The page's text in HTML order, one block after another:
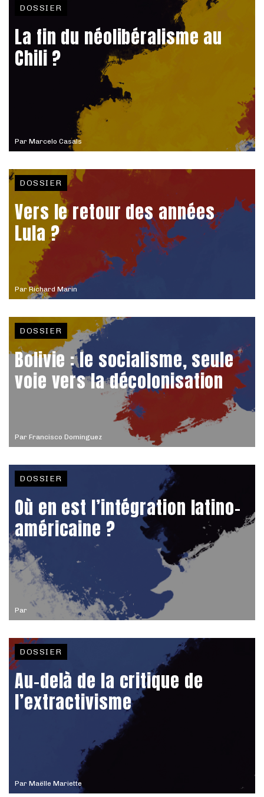
Par Marcelo Casals
DOSSIER
La fin du néolibéralisme au
Chili ?
Par Richard Marin
DOSSIER
Vers le retour des années
Lula ?
Par Francisco Dominguez
DOSSIER
Bolivie : le socialisme, seule
voie vers la décolonisation
Par
DOSSIER
Où en est l’intégration latino-
américaine ?
Par Maëlle Mariette
DOSSIER
Au-delà de la critique de
l’extractivisme